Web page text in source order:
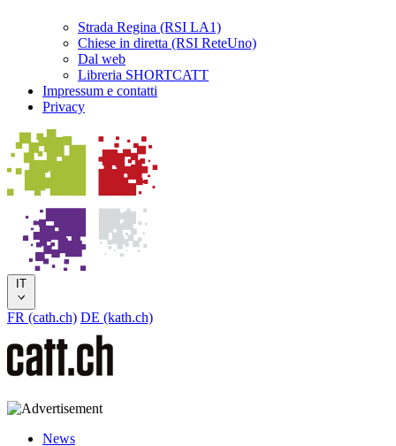
Strada Regina (RSI LA1)
Chiese in diretta (RSI ReteUno)
Dal web
Libreria SHORTCATT
Impressum e contatti
Privacy
IT
FR (cath.ch) DE (kath.ch)
News